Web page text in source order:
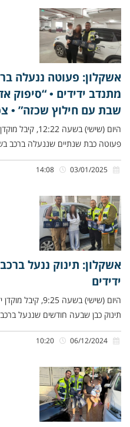
אשקלון: פעוטה ננעלה
מתנדב ידידים • “סיפוק
שבת עם חילוץ שכזה” •
היום (שישי)
פעוטה כבת שנתיים שננעלה ברכב
אשקלון: תינוק ננעל
ידידים
היום (שישי) בשעה
תינוק כבן שבעה חודשים שננעל